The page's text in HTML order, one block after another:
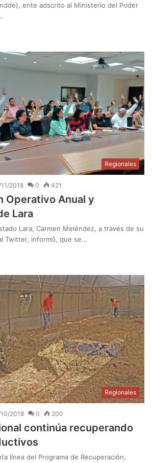
ente adscrito al Ministerio del Poder
Regionales
2018 0 421
Operativo Anual y
Lara
Lara, Carmen Meléndez, a través de su
Twitter, informó, que se…
Regionales
2018 0 200
continúa recuperando
línea del Programa de Recuperación,